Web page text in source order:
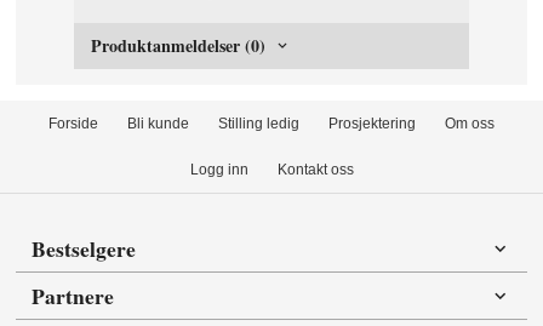
Produktanmeldelser (0)
Forside Bli kunde Stilling ledig Prosjektering Om oss
Logg inn Kontakt oss
Bestselgere
Partnere